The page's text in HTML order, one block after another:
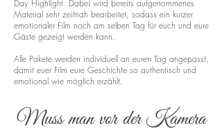
Day Highlight. Dabei wird bereits aufgenommenes
Material sehr zeitnah bearbeitet, sodass ein kurzer
emotionaler Film noch am selben Tag für euch und eure
Gäste gezeigt werden kann.
Alle Pakete werden individuell an euren Tag angepasst,
damit euer Film eure Geschichte so authentisch und
emotional wie möglich erzählt.
Muss man vor der Kamera